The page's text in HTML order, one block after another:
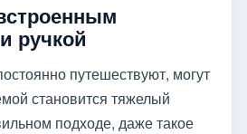
ручкой
путешествуют, могут
становится тяжелый
подходе, даже такое